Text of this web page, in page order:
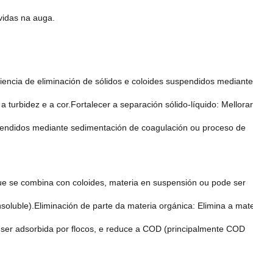
na auga.
de eliminación de sólidos e coloides suspendidos mediante
turbidez e a cor.Fortalecer a separación sólido-líquido: Mellorar
mediante sedimentación de coagulación ou proceso de
se combina con coloides, materia en suspensión ou pode ser
de parte da materia orgánica: Elimina a
adsorbida por flocos, e reduce a COD (principalmente COD